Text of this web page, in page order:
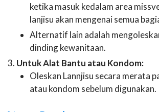
ketika masuk kedalam area
lanjisu akan mengenai semua
Alternatif lain adalah
dinding kewanitaan.
Untuk Alat Bantu atau Kondom:
Oleskan Lannjisu secara merata
atau kondom sebelum digunakan.